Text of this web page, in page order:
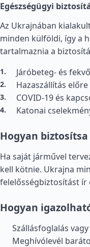
Egészségügyi
Az Ukrajnában
minden külföldi, így a
tartalmaznia a
Járóbeteg- és
Hazaszállítás
COVID-19 és
Katonai
Hogyan
Ha saját járművel
kell kötnie. Ukrajna
felelősségbiztosítást ír
Hogyan
Szállásfoglalás
Meghívólevél